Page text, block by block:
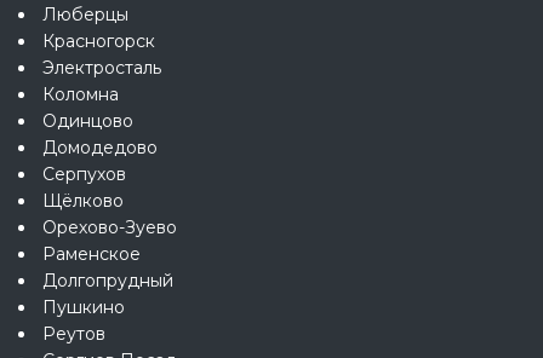
Люберцы
Красногорск
Электросталь
Коломна
Одинцово
Домодедово
Серпухов
Щёлково
Орехово-Зуево
Раменское
Долгопрудный
Пушкино
Реутов